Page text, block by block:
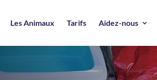
Les Animaux Tarifs Aidez-nous